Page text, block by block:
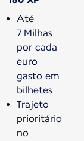
Até
7 Milhas
por cada
euro
gasto em
bilhetes
Trajeto
prioritário
no